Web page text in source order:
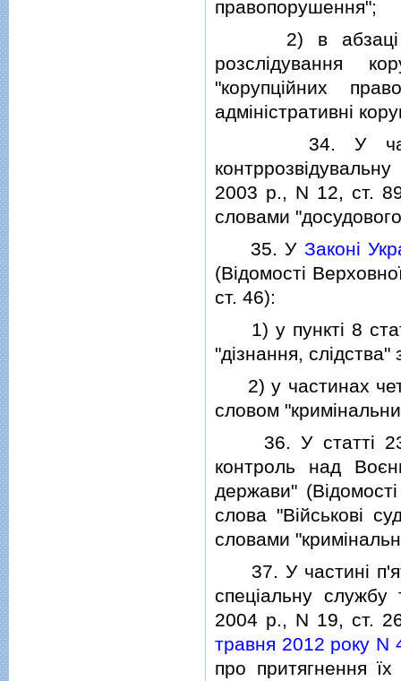
правопорушення";
2) в абзацi
розслiдування
"корупцiйних
адмiнiстративнi
34. У
2003 р., N 12, ст.
словами
35. У Законi
(Вiдомостi
ст. 46):
1) у пунктi 8
"дiзнання, слiдства"
2) у частинах
словом
36. У статтi
контроль над
держави"
слова "Вiйськовi
словами
37. У частинi
спецiальну службу
2004 р., N 19, ст.
травня 2012 року N
про притягнення